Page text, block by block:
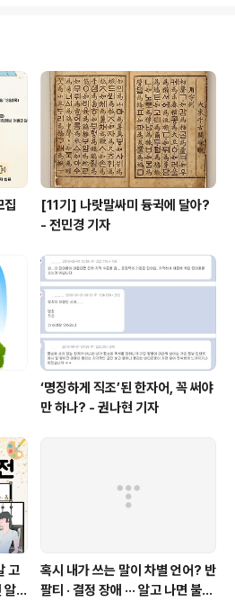
를 추가하여 그림글
하거나 세밀한 묘사
한의 표현이 더 효과
였습니다.
집
[11기] 나랏말싸미 듕귁에 달아?
- 전민경 기자
‘명징하게 직조’된 한자어, 꼭 써야
만 하나? - 권나현 기자
고
알림
혹시 내가 쓰는 말이 차별 언어? 반
팔티 · 결정 장애 ··· 알고 나면 불편